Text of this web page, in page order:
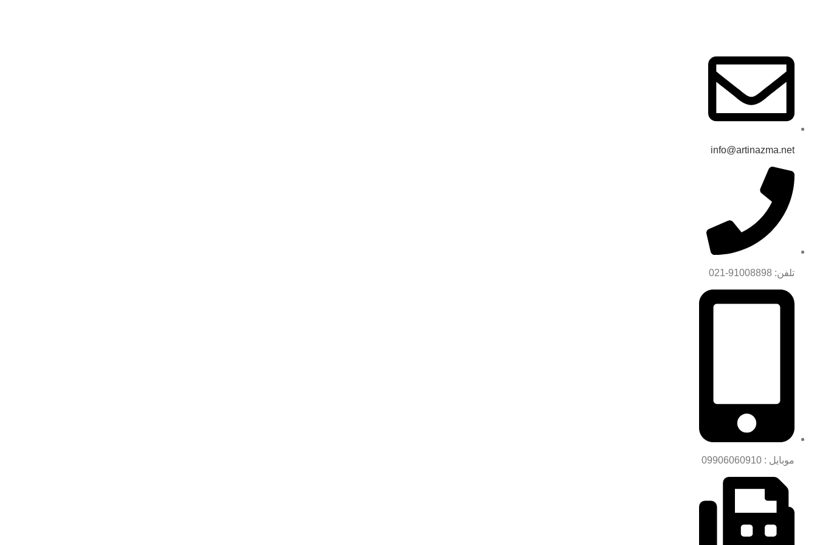
info@artinazma.net
تلفن: 91008898-021
موبایل : 09906060910